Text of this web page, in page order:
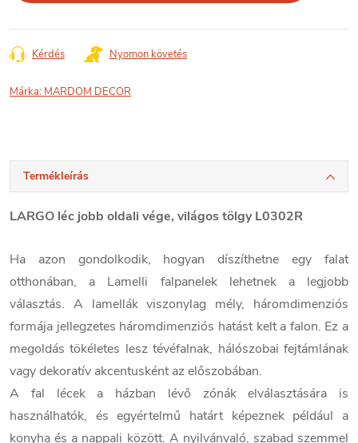
Kérdés Nyomon követés
Márka: MARDOM DECOR
Termékleírás
LARGO léc jobb oldali vége, világos tölgy L0302R
Ha azon gondolkodik, hogyan díszíthetne egy falat
otthonában, a Lamelli falpanelek lehetnek a legjobb
választás. A lamellák viszonylag mély, háromdimenziós
formája jellegzetes háromdimenziós hatást kelt a falon. Ez a
megoldás tökéletes lesz tévéfalnak, hálószobai fejtámlának
vagy dekoratív akcentusként az előszobában.
A fal lécek a házban lévő zónák elválasztására is
használhatók, és egyértelmű határt képeznek például a
konyha és a nappali között. A nyilvánvaló, szabad szemmel